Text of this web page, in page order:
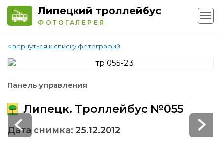
Липецкий троллейбус
ФОТОГАЛЕРЕЯ
< вернуться к списку фотографий
Панель управления
Липецк. Троллейбус №055
Дата снимка: 25.12.2012